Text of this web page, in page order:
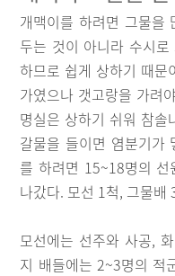
개맥이를 하려면 그물을
두는 것이 아니라 수시
하므로 쉽게 상하기 때문
가였으나 갯고랑을 가려
명실은 상하기 쉬워 참
갈물을 들이면 염분기가
를 하려면 15~18명의
나갔다. 모선 1척, 그물배
모선에는 선주와 사공,
지 배들에는 2~3명의 적